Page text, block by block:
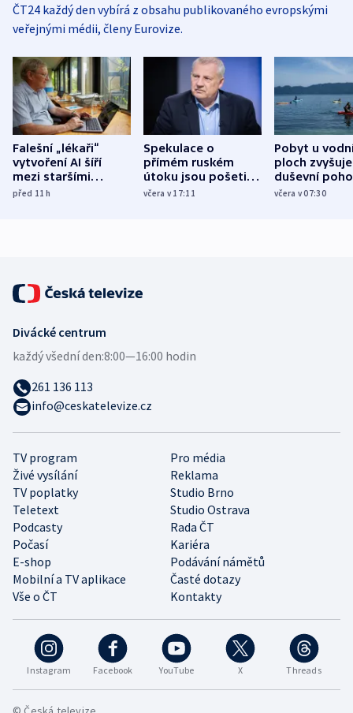
ČT24 každý den vybírá z obsahu publikovaného evropskými
veřejnými médii, členy Eurovize.
Falešní „lékaři“
vytvoření AI šíří
mezi staršími
Poláky nebezpečné
před 11h
Spekulace o
přímém ruském
útoku jsou pošetilé,
míní estonský
včera v 17:11
Pobyt u
ploch zvyšuje
duševní
ukázala
včera v 07:30
Instagram Facebook YouTube X Threads
TV program
Pro média
Živé vysílání
Reklama
TV poplatky
Studio Brno
Teletext
Studio Ostrava
Podcasty
Rada ČT
Počasí
Kariéra
E-shop
Podávání námětů
Mobilní a TV aplikace
Časté dotazy
Vše o ČT
Kontakty
Divácké centrum
každý všední den:8:00—16:00 hodin
261 136 113
info@ceskatelevize.cz